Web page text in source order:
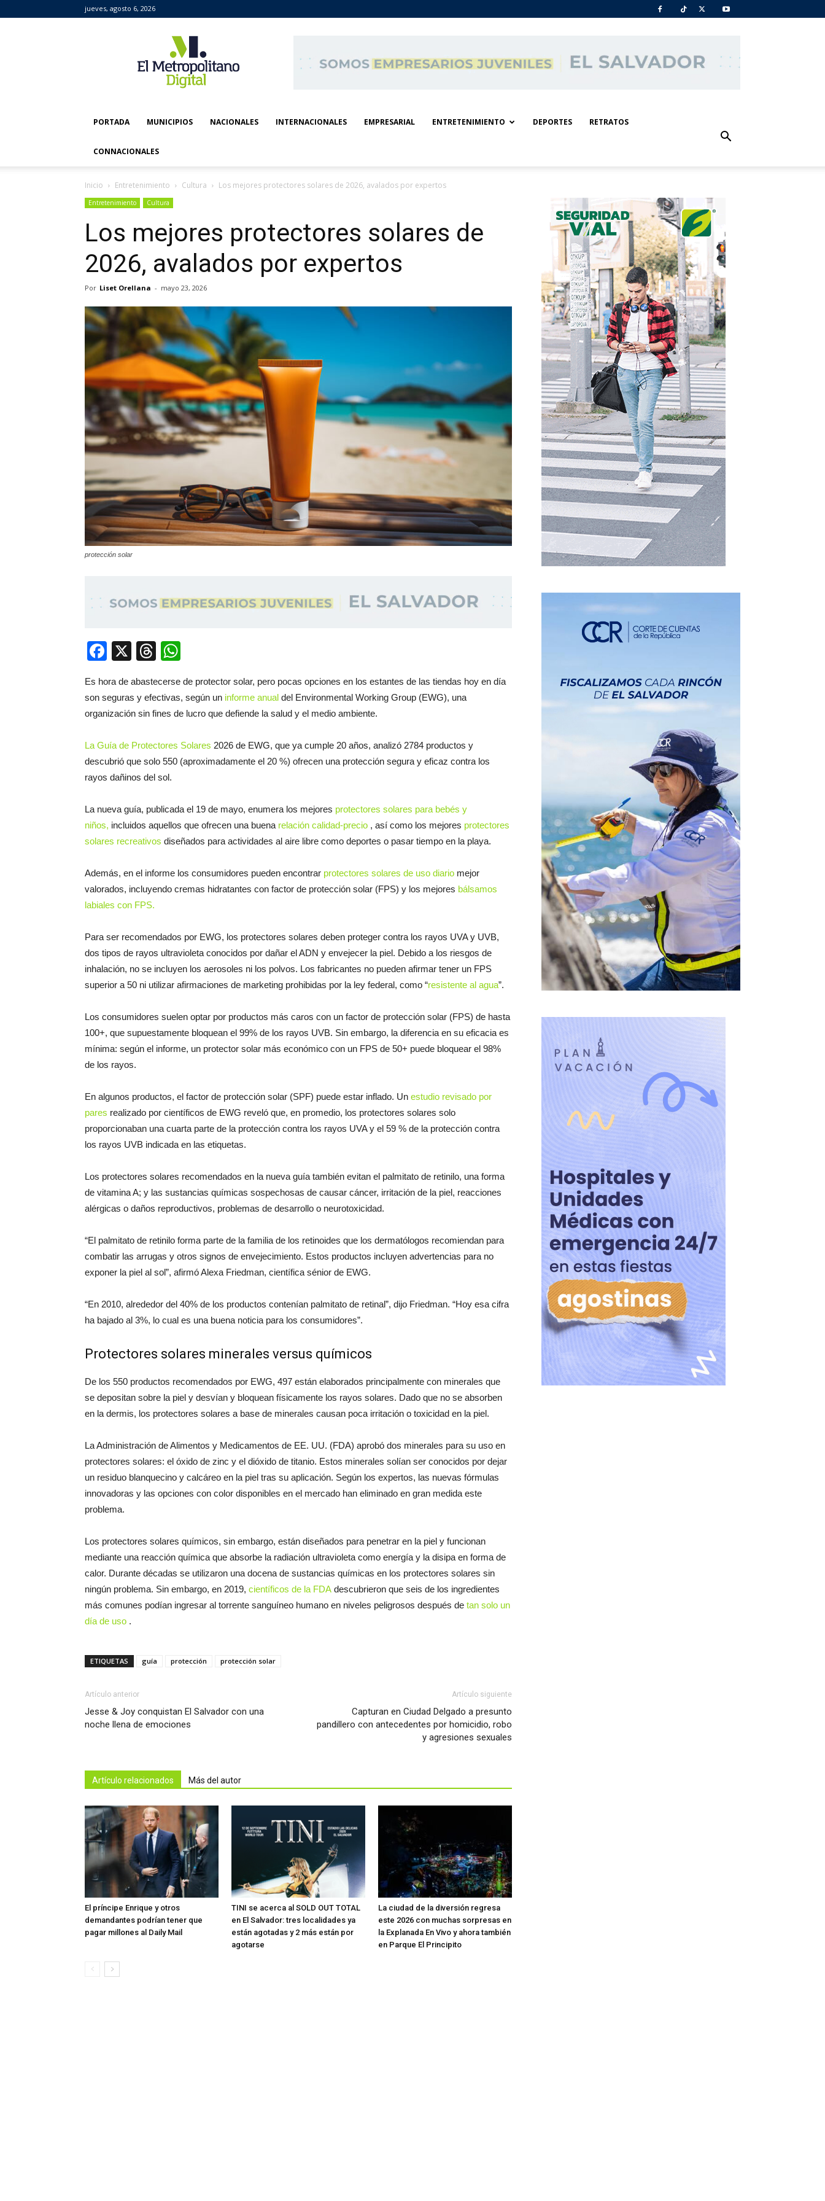
jueves, agosto 6, 2026
Metropolitano
Digital
PORTADA MUNICIPIOS NACIONALES INTERNACIONALES EMPRESARIAL ENTRETENIMIENTO DEPORTES RETRATOS
CONNACIONALES
Inicio Entretenimiento Cultura Los mejores protectores solares de 2026, avalados por expertos
Entretenimiento Cultura
Los mejores protectores solares de
2026, avalados por expertos
Por Liset Orellana - mayo 23, 2026
protección solar
Facebook
X Threads
Es hora de abastecerse de protector solar, pero pocas opciones en los estantes de las tiendas hoy en día
son seguras y efectivas, según un informe anual del Environmental Working Group (EWG), una
organización sin fines de lucro que defiende la salud y el medio ambiente.
La Guía de Protectores Solares 2026 de EWG, que ya cumple 20 años, analizó 2784 productos y
descubrió que solo 550 (aproximadamente el 20 %) ofrecen una protección segura y eficaz contra los
rayos dañinos del sol.
La nueva guía, publicada el 19 de mayo, enumera los mejores protectores solares para bebés y
niños, incluidos aquellos que ofrecen una buena relación calidad-precio , así como los mejores protectores
solares recreativos diseñados para actividades al aire libre como deportes o pasar tiempo en la playa.
Además, en el informe los consumidores pueden encontrar protectores solares de uso diario mejor
valorados, incluyendo cremas hidratantes con factor de protección solar (FPS) y los mejores bálsamos
labiales con FPS.
Para ser recomendados por EWG, los protectores solares deben proteger contra los rayos UVA y UVB,
dos tipos de rayos ultravioleta conocidos por dañar el ADN y envejecer la piel. Debido a los riesgos de
inhalación, no se incluyen los aerosoles ni los polvos. Los fabricantes no pueden afirmar tener un FPS
superior a 50 ni utilizar afirmaciones de marketing prohibidas por la ley federal, como “resistente al agua”.
Los consumidores suelen optar por productos más caros con un factor de protección solar (FPS) de hasta
100+, que supuestamente bloquean el 99% de los rayos UVB. Sin embargo, la diferencia en su eficacia es
mínima: según el informe, un protector solar más económico con un FPS de 50+ puede bloquear el 98%
de los rayos.
En algunos productos, el factor de protección solar (SPF) puede estar inflado. Un estudio revisado por
pares realizado por científicos de EWG reveló que, en promedio, los protectores solares solo
proporcionaban una cuarta parte de la protección contra los rayos UVA y el 59 % de la protección contra
los rayos UVB indicada en las etiquetas.
Los protectores solares recomendados en la nueva guía también evitan el palmitato de retinilo, una forma
de vitamina A; y las sustancias químicas sospechosas de causar cáncer, irritación de la piel, reacciones
alérgicas o daños reproductivos, problemas de desarrollo o neurotoxicidad.
“El palmitato de retinilo forma parte de la familia de los retinoides que los dermatólogos recomiendan para
combatir las arrugas y otros signos de envejecimiento. Estos productos incluyen advertencias para no
exponer la piel al sol”, afirmó Alexa Friedman, científica sénior de EWG.
“En 2010, alrededor del 40% de los productos contenían palmitato de retinal”, dijo Friedman. “Hoy esa cifra
ha bajado al 3%, lo cual es una buena noticia para los consumidores”.
Protectores solares minerales versus químicos
De los 550 productos recomendados por EWG, 497 están elaborados principalmente con minerales que
se depositan sobre la piel y desvían y bloquean físicamente los rayos solares. Dado que no se absorben
en la dermis, los protectores solares a base de minerales causan poca irritación o toxicidad en la piel.
La Administración de Alimentos y Medicamentos de EE. UU. (FDA) aprobó dos minerales para su uso en
protectores solares: el óxido de zinc y el dióxido de titanio. Estos minerales solían ser conocidos por dejar
un residuo blanquecino y calcáreo en la piel tras su aplicación. Según los expertos, las nuevas fórmulas
innovadoras y las opciones con color disponibles en el mercado han eliminado en gran medida este
problema.
Los protectores solares químicos, sin embargo, están diseñados para penetrar en la piel y funcionan
mediante una reacción química que absorbe la radiación ultravioleta como energía y la disipa en forma de
calor. Durante décadas se utilizaron una docena de sustancias químicas en los protectores solares sin
ningún problema. Sin embargo, en 2019, científicos de la FDA descubrieron que seis de los ingredientes
más comunes podían ingresar al torrente sanguíneo humano en niveles peligrosos después de tan solo un
día de uso .
ETIQUETAS guía protección protección solar
Artículo anterior
Jesse & Joy conquistan El Salvador con una
noche llena de emociones
Artículo siguiente
Capturan en Ciudad Delgado a presunto
pandillero con antecedentes por homicidio, robo
y agresiones sexuales
Artículo relacionados Más del autor
El príncipe Enrique y otros
demandantes podrían tener que
pagar millones al Daily Mail
TINI se acerca al SOLD OUT TOTAL
en El Salvador: tres localidades ya
están agotadas y 2 más están por
agotarse
La ciudad de la diversión regresa
este 2026 con muchas sorpresas en
la Explanada En Vivo y ahora también
en Parque El Principito